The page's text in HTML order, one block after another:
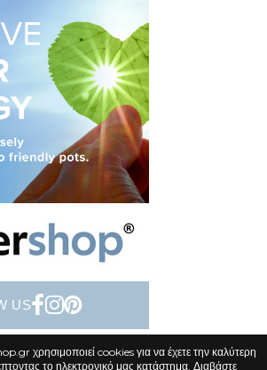
US
χρησιμοποιεί cookies για να έχετε την καλύτερη
το ηλεκτρονικό μας κατάστημα. Διαβάστε